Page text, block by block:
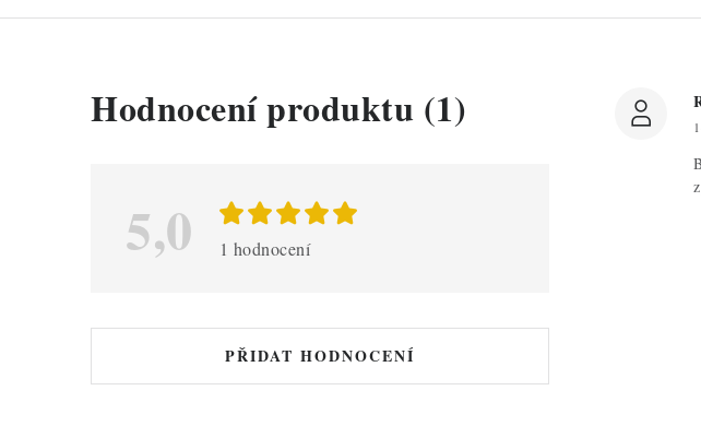
Hodnocení produktu (1)
5,0 1 hodnocení
PŘIDAT HODNOCENÍ
V
o
n